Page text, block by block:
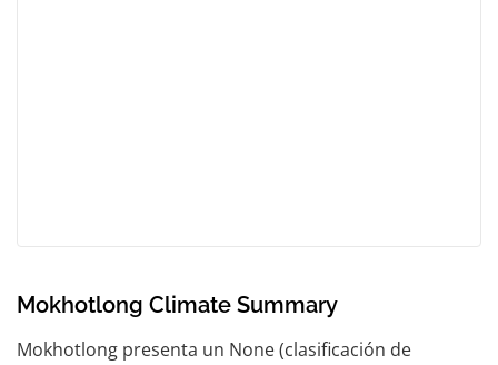
Mokhotlong Climate Summary
Mokhotlong presenta un None (clasificación de